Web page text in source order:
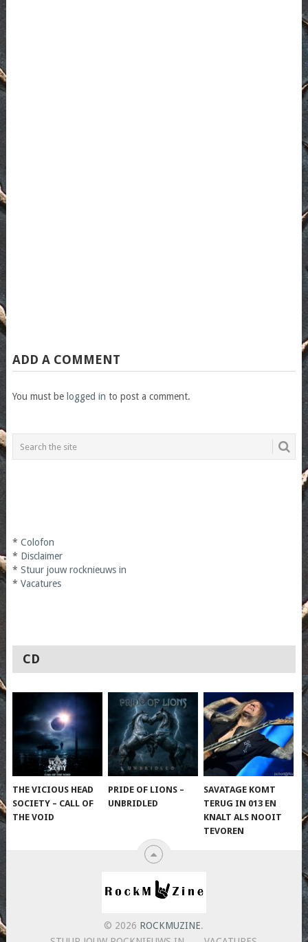
ADD A COMMENT
You must be logged in to post a comment.
* Colofon
* Disclaimer
* Stuur jouw rocknieuws in
* Vacatures
CD
THE VICIOUS HEAD
SOCIETY – CALL OF
THE VOID
PRIDE OF LIONS –
UNBRIDLED
SAVATAGE KOMT
TERUG IN 013 EN
KNALT ALS NOOIT
TEVOREN
© 2026 ROCKMUZINE.